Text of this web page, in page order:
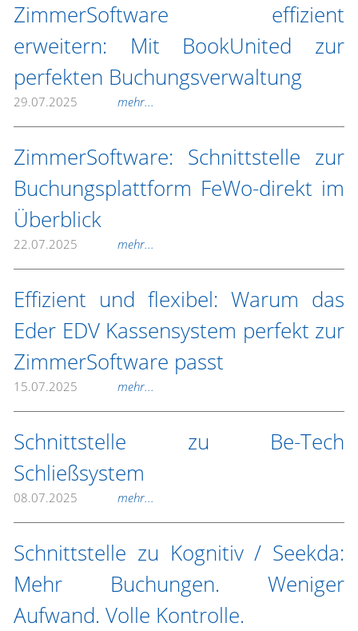
ZimmerSoftware effizient
erweitern: Mit BookUnited zur
perfekten Buchungsverwaltung
29.07.2025 mehr...
ZimmerSoftware: Schnittstelle zur
Buchungsplattform FeWo-direkt im
Überblick
22.07.2025 mehr...
Effizient und flexibel: Warum das
Eder EDV Kassensystem perfekt zur
ZimmerSoftware passt
15.07.2025 mehr...
Schnittstelle zu Be-Tech
Schließsystem
08.07.2025 mehr...
Schnittstelle zu Kognitiv / Seekda:
Mehr Buchungen. Weniger
Aufwand. Volle Kontrolle.